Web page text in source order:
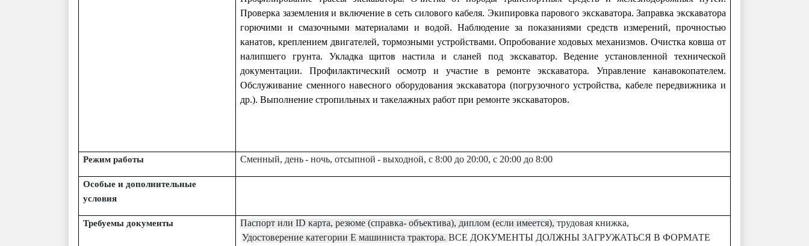
Проверка заземления и включение в сеть силового кабеля. Экипировка парового экскаватора. Заправка экскаватора
горючими и смазочными материалами и водой. Наблюдение за показаниями средств измерений, прочностью
канатов, креплением двигателей, тормозными устройствами. Опробование ходовых механизмов. Очистка ковша от
налипшего грунта. Укладка щитов настила и сланей под экскаватор. Ведение установленной технической
документации. Профилактический осмотр и участие в ремонте экскаватора. Управление канавокопателем.
Обслуживание сменного навесного оборудования экскаватора (погрузочного устройства, кабеле передвижника и
др.). Выполнение стропильных и такелажных работ при ремонте экскаваторов.
Режим работы Сменный, день- ночь, отсыпной - выходной, с 8:00 до 20:00, с 20:00 до 8:00
Особые и дополнительные
условия
Требуемы документы Паспорт или ID карта, резюме (справка- объектива), диплом (если имеется), трудовая книжка, ​​​​​​​
Удостоверение категории Е машиниста трактора. ВСЕ ДОКУМЕНТЫ ДОЛЖНЫ ЗАГРУЖАТЬСЯ В ФОРМАТЕ